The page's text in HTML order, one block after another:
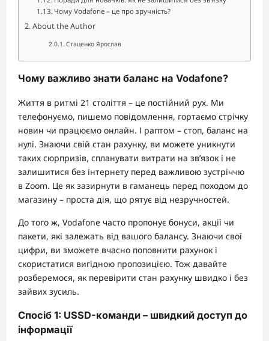
Чому Vodafone – це про зручність?
About the Author
Стаценко Ярослав
Чому важливо знати баланс на Vodafone?
Життя в ритмі 21 століття – це постійний рух. Ми
телефонуємо, пишемо повідомлення, гортаємо стрічку
новин чи працюємо онлайн. І раптом – стоп, баланс на
нулі. Знаючи свій стан рахунку, ви можете уникнути
таких сюрпризів, спланувати витрати на зв’язок і не
залишитися без інтернету перед важливою зустріччю
в Zoom. Це як зазирнути в гаманець перед походом до
магазину – проста дія, що рятує від незручностей.
До того ж, Vodafone часто пропонує бонуси, акції чи
пакети, які залежать від вашого балансу. Знаючи свої
цифри, ви зможете вчасно поповнити рахунок і
скористатися вигідною пропозицією. Тож давайте
розберемося, як перевірити стан рахунку швидко і без
зайвих зусиль.
Спосіб 1: USSD-команди – швидкий доступ до
інформації